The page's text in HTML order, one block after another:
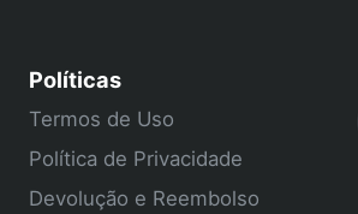
Políticas
Termos de Uso
Política de Privacidade
Devolução e Reembolso